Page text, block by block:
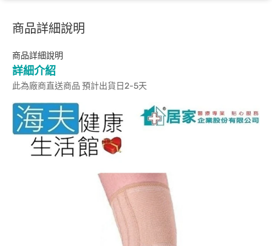
商品詳細說明
商品詳細說明
詳細介紹
此為廠商直送商品 預計出貨日2-5天